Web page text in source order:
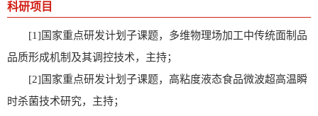
科研项目
[1]国家重点研发计划子课题，多维物理场加工中传统面制品
品质形成机制及其调控技术，主持；
[2]国家重点研发计划子课题，高粘度液态食品微波超高温瞬
时杀菌技术研究，主持；